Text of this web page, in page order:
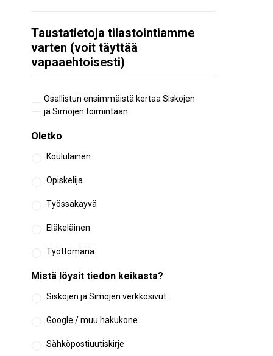
Taustatietoja tilastointiamme
varten (voit täyttää
vapaaehtoisesti)
Aiempi
osallistuminen
Osallistun ensimmäistä kertaa Siskojen
ja Simojen toimintaan
Oletko
Koululainen
Opiskelija
Työssäkäyvä
Eläkeläinen
Työttömänä
Mistä löysit tiedon keikasta?
Siskojen ja Simojen verkkosivut
Google / muu hakukone
Sähköpostiuutiskirje